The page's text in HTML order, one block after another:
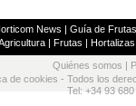
News | Guía de
| Frutas | Hortalizas
Quiénes somos
de cookies - Todos los
Tel: +34 93